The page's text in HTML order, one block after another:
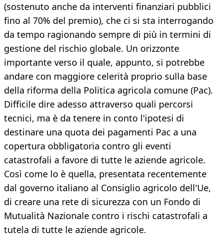
(sostenuto anche da interventi finanziari pubblici
fino al 70% del premio), che ci si sta interrogando
da tempo ragionando sempre di più in termini di
gestione del rischio globale. Un orizzonte
importante verso il quale, appunto, si potrebbe
andare con maggiore celerità proprio sulla base
della riforma della Politica agricola comune (Pac).
Difficile dire adesso attraverso quali percorsi
tecnici, ma è da tenere in conto l'ipotesi di
destinare una quota dei pagamenti Pac a una
copertura obbligatoria contro gli eventi
catastrofali a favore di tutte le aziende agricole.
Così come lo è quella, presentata recentemente
dal governo italiano al Consiglio agricolo dell'Ue,
di creare una rete di sicurezza con un Fondo di
Mutualità Nazionale contro i rischi catastrofali a
tutela di tutte le aziende agricole.